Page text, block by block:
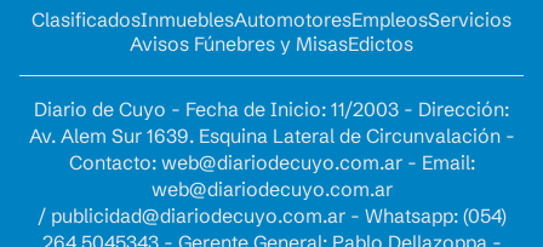
ClasificadosInmueblesAutomotoresEmpleosServicios
Avisos Fúnebres y MisasEdictos
Diario de Cuyo - Fecha de Inicio: 11/2003 - Dirección:
Av. Alem Sur 1639. Esquina Lateral de Circunvalación -
Contacto: web@diariodecuyo.com.ar- Email:
web@diariodecuyo.com.ar
/ publicidad@diariodecuyo.com.ar- Whatsapp: (054)
264 5045343 - Gerente General: Pablo Dellazoppa -